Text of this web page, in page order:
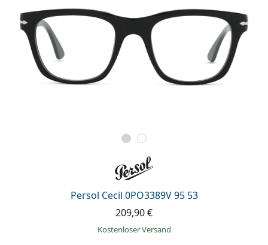
Persol Cecil 0PO3389V 95 53
209,90 €
Kostenloser Versand